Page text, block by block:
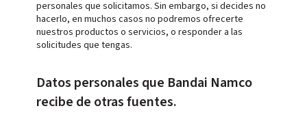
personales que solicitamos. Sin embargo, si decides no
hacerlo, en muchos casos no podremos ofrecerte
nuestros productos o servicios, o responder a las
solicitudes que tengas.
Datos personales que Bandai Namco
recibe de otras fuentes.